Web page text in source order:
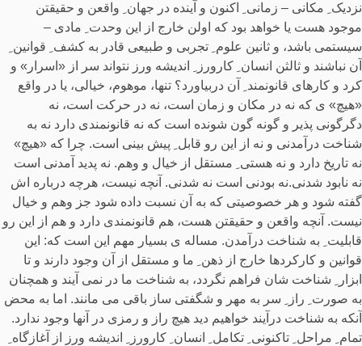
نزدیک ِ مکانی – زمانی ِ اکنون و آینده در جهان ِ واقعن و حقیقتن
موجود هست یا خواهد بود که اولن خارج از این وحدت ِ مادی –
سیستمی باشد، و ثانین علوم ِ تجربی و طبیعی قادر به کشف ِ قوانین ِ
آن نباشند و ثالثن انسان ِ کارورز ِ اندیشه ورز نتواند سر از «اسرار» و
کرد و کارهای قانونمند ِ آن دربیاورد؟ تنها، موهوم، خیالی، یا در واقع
«هیچ» ی که نه در مکان و زمان است، نه در حرکت است، نه
دگرگونی پذیر و گونه گون شونده است که نه قانونمندی دارد نه به
شناخت درآمدنی و نه از این رو قابل ِ پیش بینی است. چرا که «هیچ»
نه تاریخ دارد و نه هستی ِ مستقل از خیال و وهم. نه پدید آمدنی است
نه نابود شدنی.نه بودنی است نه شدنی. آنچه نیست، هرچه درباره اش
گفته شود و هر خصوصیتی که به آن نسبت داده شود جز وهم و خیال
نیست. آنچه واقعن و حقیقتن هست، هم قانونمندی دارد و هم از این رو
قابلیت ِ به شناخت درآمدن. مساله ی بسیار مهم این است که: این
قوانین و کارکردها خارج از ذهن ِ ما و مستقل از آن وجود دارند و تا
ابزار ِ شناخت شان فراهم نگردد، به شناخت ما در نمی آیند و همچنان
به صورت ِ راز ِ سر به مهر و شگفتی ساز باقی می مانند. اما به محض
آنکه به شناخت درآیند خواهیم دید هیچ راز و رمزی در آنها وجود ندارد.
تمام ِ مراحل ِ تاکنونی ِ تکامل ِ انسان ِ کارورز ِ اندیشه ورز از آغازگاه ِ